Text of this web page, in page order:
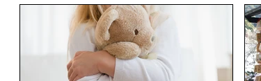
をつけたら、思わず釘付けになりました。 Ｎ
ＨＫ「クローズアップ現代」が放送されていま
した。 なぜか九州の佐賀少年刑務所の映像が大
写しになり、突然僕の目の前に広がりました。
怒りもしない、笑いもしない、どう感情を表現